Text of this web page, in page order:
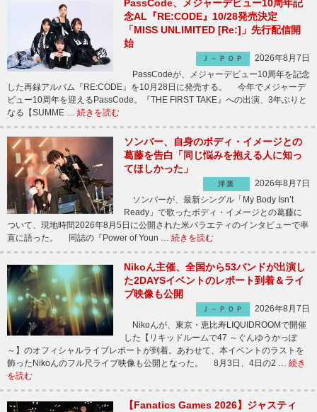
PassCode、メジャーデビュー10周年記
念AL『RE:CODE』10/28発売決定
「MISS UNLIMITED [Re:]」先行配信開
始
Ｊ－ＰＯＰ
2026年8月7日
PassCodeが、メジャーデビュー10周年を記念
した再録アルバム『RE:CODE』を10月28日に発売する。 今年でメジャーデ
ビュー10周年を迎えるPassCode。『THE FIRST TAKE』への出演、3年ぶりと
なる【SUMME … 続きを読む
ソンバー、自身のボディ・イメージとの
葛藤を告白「同じ悩みを抱える人に知っ
てほしかった」
洋楽
2026年8月7日
ソンバーが、最新シングル「My Body Isn’t
Ready」で歌ったボディ・イメージとの葛藤に
ついて、現地時間2026年8月5日に公開された米バラエティのインタビューで率
直に語った。 同誌の『Power of Youn … 続きを読む
Nikoん主催、全国から53バンドが出演し
た2DAYSイベントのレポート到着＆ライ
ブ映像も公開
Ｊ－ＰＯＰ
2026年8月7日
Nikoんが、東京・恵比寿LIQUIDROOMで開催
した【リキッドルームで47 ～ぐんゆうかっぽ
～】のオフィシャルライブレポートが到着。あわせて、本イベントのラストを
飾ったNikoんのフル尺ライブ映像も公開となった。 8月3日、4日の2 … 続き
を読む
【Fanatics Games 2026】ジャスティ